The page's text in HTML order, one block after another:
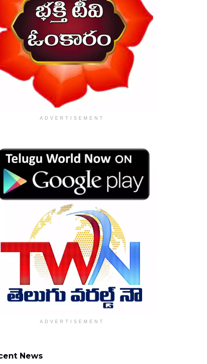
ADVERTISEMENT
ADVERTISEMENT
News